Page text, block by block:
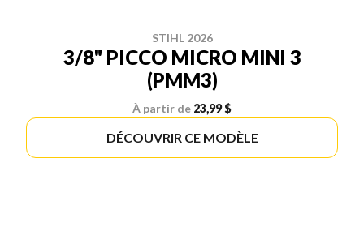
STIHL 2026
3/8" PICCO MICRO MINI 3
(PMM3)
À partir de 23,99 $
DÉCOUVRIR CE MODÈLE